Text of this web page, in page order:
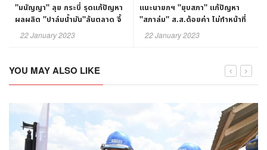
"มนัญญา" ลุย กระบี่ รุดแก้ปัญหา
ผลผลิต "ปาล์มน้ำมัน"ล้นตลาด จี้
สกรณ์ฯรับซื้อช่วยเกษตรกร
22 January 2023
แนะนายกฯ "ยุบสภา" แก้ปัญหา
"สภาล่ม" ส.ส.ด้อยค่า ไม่ทำหน้าที่
"นิติบัญญัติ"
22 January 2023
YOU MAY ALSO LIKE